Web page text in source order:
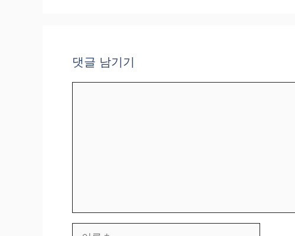
댓글 남기기